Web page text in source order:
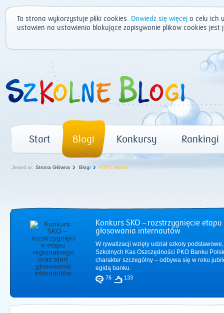
Ta strona wykorzystuje pliki cookies. Dowiedz się więcej o celu ich
ustawień na ustawienia blokujące zapisywanie plików cookies
Start Blogi Konkursy Rankingi
Jesteś w: Strona Główna Blogi PSP2 Warka
Konkurs SKO – rozstrzygnięcie
głosowania internautów
W rywalizacji wzięły udział szkoły
Szkolnych Kas Oszczędności PKO Banku
charakter szczególny – odbywa się w roku
egidą banku.
76 133